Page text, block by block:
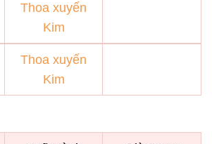
Thoa xuyến
Kim
Thoa xuyến
Kim